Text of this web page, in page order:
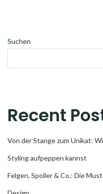
Suchen
Recent
Von der Stange zum Unikat:
Styling aufpeppen kannst
Felgen, Spoiler & Co.: Die